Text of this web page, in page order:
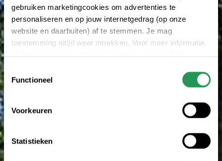
gebruiken marketingcookies om advertenties te
personaliseren en op jouw internetgedrag (op onze
website en daarbuiten) af te stemmen. Je mag
toestemming altijd weer intrekken. Voor meer informatie
Functioneel
Voorkeuren
Statistieken